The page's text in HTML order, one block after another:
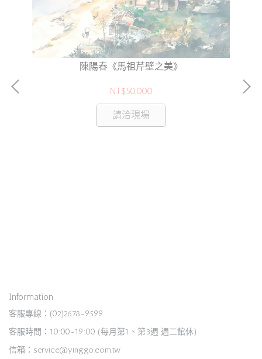
陳陽春《馬祖芹壁之美》
NT$50,000
請洽現場
Information
客服專線：(02)2678-9599
客服時間：10:00-19:00 (每月第1、第3週 週二館休)
信箱：service@yinggo.com.tw